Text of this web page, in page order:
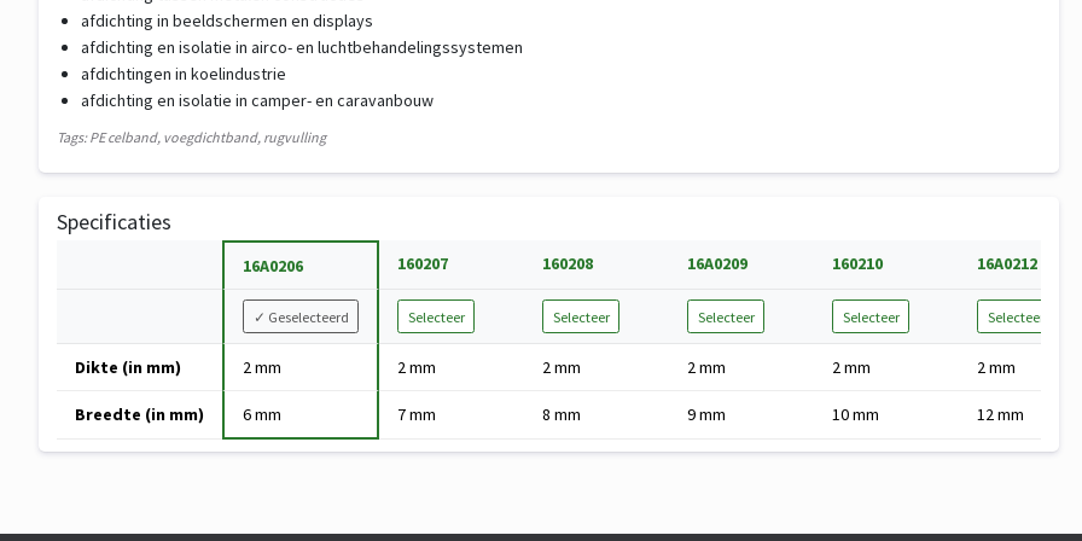
afdichting in beeldschermen en displays
afdichting en isolatie in airco- en luchtbehandelingssystemen
afdichtingen in koelindustrie
afdichting en isolatie in camper- en caravanbouw
Tags: PE celband, voegdichtband, rugvulling
Specificaties
Specificaties
16A0206 160207 160208 16A0209 160210 16A0212
✓ Geselecteerd Selecteer Selecteer Selecteer Selecteer Selecteer
Dikte (in mm) 2 mm 2 mm 2 mm 2 mm 2 mm 2 mm
Breedte (in mm) 6 mm 7 mm 8 mm 9 mm 10 mm 12 mm